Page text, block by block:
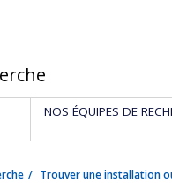
NOS ÉQUIPES DE
Trouver une installation